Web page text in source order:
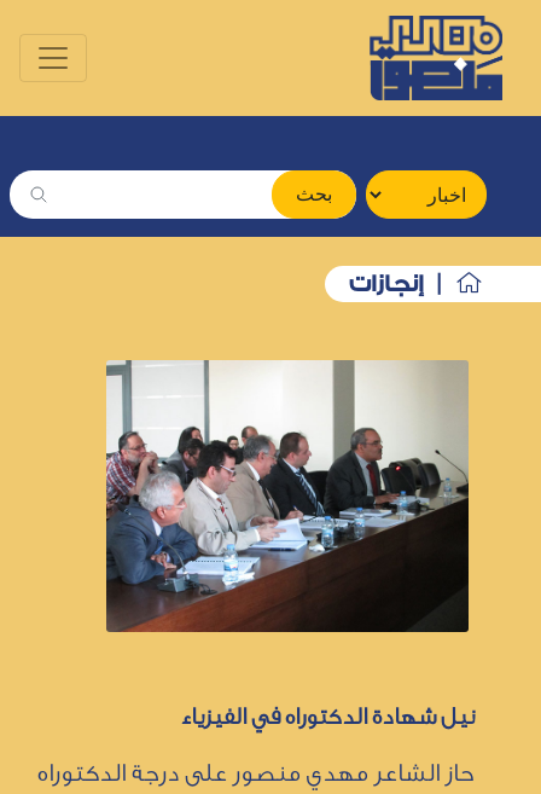
بحث
| إنجازات
نيل شهادة الدكتوراه في الفيزياء
حاز الشاعر مهدي منصور على درجة الدكتوراه